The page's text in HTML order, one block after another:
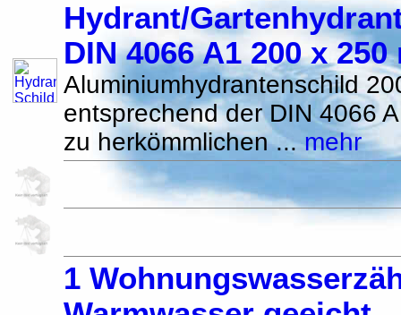
Hydrant/
DIN 4066 A1 200 x 250
Aluminiumhydrantenschild
entsprechend der DIN 4066
zu herkömmlichen ...mehr
1